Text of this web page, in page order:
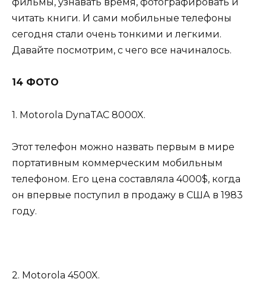
читать книги. И сами мобильные телефоны
сегодня стали очень тонкими и легкими.
Давайте посмотрим, с чего все начиналось.
14 ФОТО
1. Motorola DynaTAC 8000X.
Этот телефон можно назвать первым в мире
портативным коммерческим мобильным
телефоном. Его цена составляла 4000$, когда
он впервые поступил в продажу в США в 1983
году.
2. Motorola 4500X.